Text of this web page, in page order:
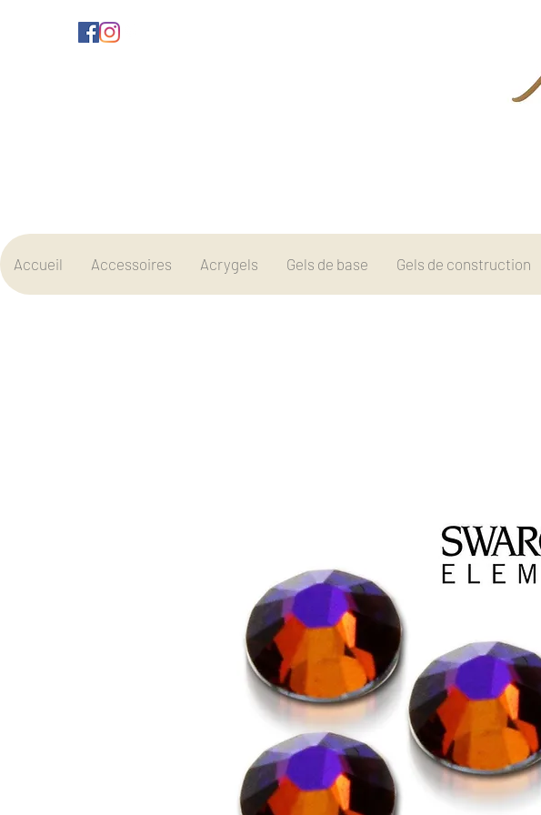
Accueil Accessoires Acrygels Gels de base Gels de construction